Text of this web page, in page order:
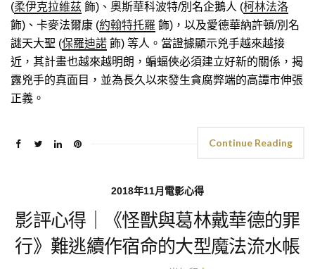
(柔伊克拉維茲 飾)、奧斯華科波特/別名企鵝人 (柯林法洛
飾)、卡麥法爾康 (約翰特托羅 飾)，以及愛德華納許頓/別名
謎天大聖 (保羅迪諾 飾) 等人。當證據顯示兇手越來越接
近，其計畫也越來越明朗，蝙蝠俠必須建立好新的關係，揭
露兇手的真面目，並為長久以來發生貪腐弊端的高譚市伸張
正義。
Continue Reading
2018年11月電影心得
影評心得｜《怪獸與葛林戴華德的罪
行》難逃續作宿命的大型魔法流水帳